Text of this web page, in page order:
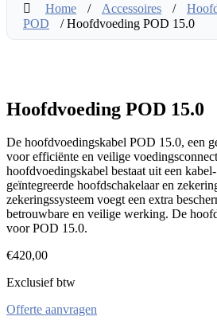
Home / Accessoires /
POD
/ Hoofdvoeding POD 15.0
Hoofdvoeding POD 15.0
De hoofdvoedingskabel POD 15.0, een
voor efficiënte en veilige
hoofdvoedingskabel bestaat uit een
geïntegreerde hoofdschakelaar en
zekeringssysteem voegt een extra
betrouwbare en veilige werking. De
voor POD 15.0.
€420,00
Exclusief btw
Offerte aanvragen